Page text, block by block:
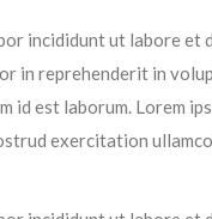
incididunt ut labore
in reprehenderit in
est laborum. Lorem
exercitation